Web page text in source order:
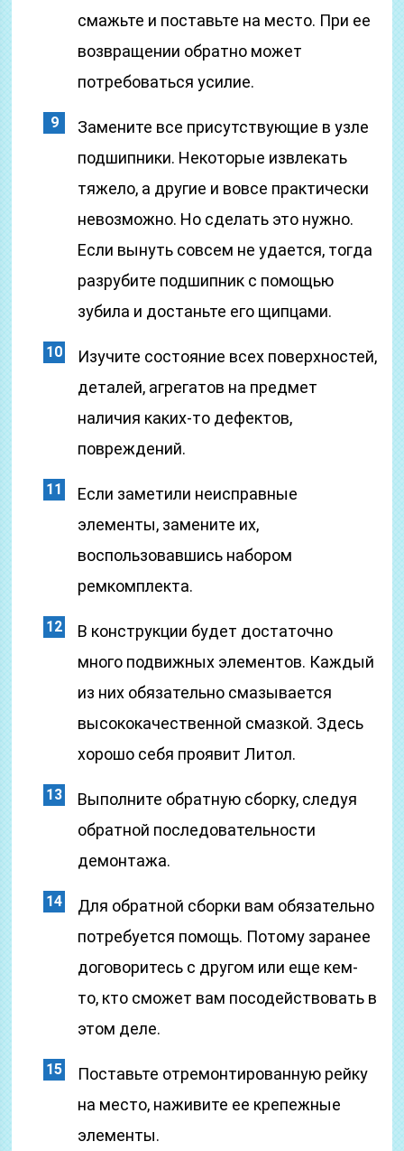
смажьте и поставьте на место. При ее
возвращении обратно может
потребоваться усилие.
Замените все присутствующие в узле
подшипники. Некоторые извлекать
тяжело, а другие и вовсе практически
невозможно. Но сделать это нужно.
Если вынуть совсем не удается, тогда
разрубите подшипник с помощью
зубила и достаньте его щипцами.
Изучите состояние всех поверхностей,
деталей, агрегатов на предмет
наличия каких-то дефектов,
повреждений.
Если заметили неисправные
элементы, замените их,
воспользовавшись набором
ремкомплекта.
В конструкции будет достаточно
много подвижных элементов. Каждый
из них обязательно смазывается
высококачественной смазкой. Здесь
хорошо себя проявит Литол.
Выполните обратную сборку, следуя
обратной последовательности
демонтажа.
Для обратной сборки вам обязательно
потребуется помощь. Потому заранее
договоритесь с другом или еще кем-
то, кто сможет вам посодействовать в
этом деле.
Поставьте отремонтированную рейку
на место, наживите ее крепежные
элементы.